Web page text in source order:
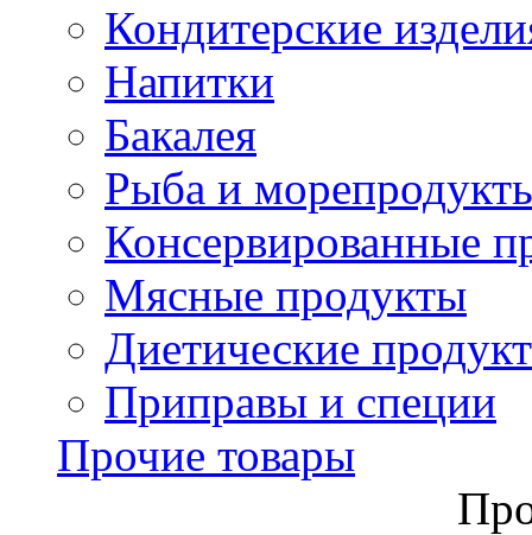
Кондитерские
Напитки
Бакалея
Рыба и
Консервированные
Мясные продукты
Диетические
Приправы и специи
Прочие товары